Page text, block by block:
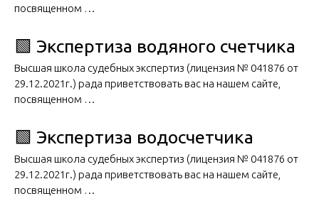
посвященном …
🟩 Экспертиза водяного счетчика
Высшая школа судебных экспертиз (лицензия № 041876 от
29.12.2021г.) рада приветствовать вас на нашем сайте,
посвященном …
🟩 Экспертиза водосчетчика
Высшая школа судебных экспертиз (лицензия № 041876 от
29.12.2021г.) рада приветствовать вас на нашем сайте,
посвященном …